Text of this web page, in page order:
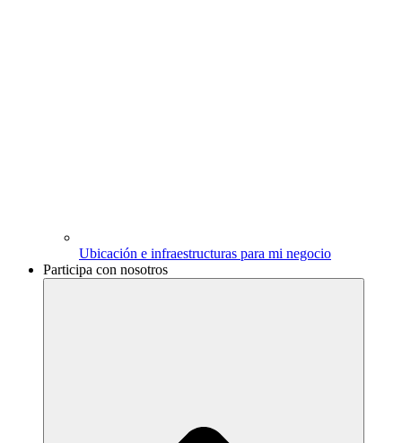
Ubicación e infraestructuras para mi negocio
Participa con nosotros